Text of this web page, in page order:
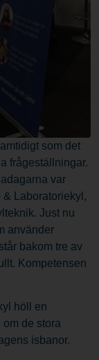
som det
frågeställningar.
var
Laboratoriekyl,
Just nu
använder
bakom tre av
Kompetensen
höll en
de stora
isbanor.